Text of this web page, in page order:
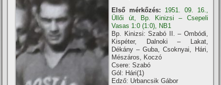
Első mérkőzés:
1951. 09. 16.,
Üllői út, Bp. Kinizsi – Csepeli
Vasas 1:0 (1:0), NB1
Bp. Kinizsi: Szabó II. – Ombódi,
Kispéter, Dalnoki – Lakat,
Dékány – Guba, Csoknyai, Hári,
Mészáros, Koczó
Csere: Szabó
Gól: Hári(1)
Edző: Urbancsik Gábor